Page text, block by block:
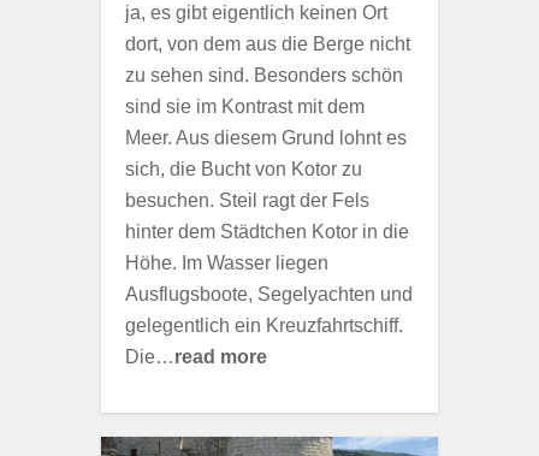
ja, es gibt eigentlich keinen Ort
dort, von dem aus die Berge nicht
zu sehen sind. Besonders schön
sind sie im Kontrast mit dem
Meer. Aus diesem Grund lohnt es
sich, die Bucht von Kotor zu
besuchen. Steil ragt der Fels
hinter dem Städtchen Kotor in die
Höhe. Im Wasser liegen
Ausflugsboote, Segelyachten und
gelegentlich ein Kreuzfahrtschiff.
Die…read more